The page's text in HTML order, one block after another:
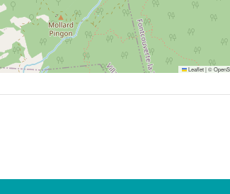
Leaflet|©